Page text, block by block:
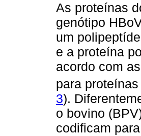
As proteínas
genótipo
um
e a proteína
acordo com
para
3).
o bovino
codificam